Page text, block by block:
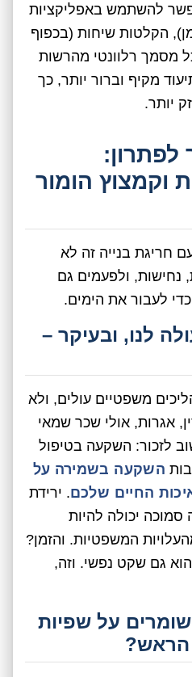
להשתמש באפליקציות
הקלטות שיחות (בכפוף
מסמך רלוונטי מהרשות
מקיף וברור יותר, כך
יותר.
לפתרון:
וקמצוץ הומור
חריגת בנייה זה לא
נחישות, ולפעמים גם
לעבור את הימים.
לנו, ובעיקר –
משפטיים עולים, ולא
אגרות, אולי שכר שמאי
לזכור: השקעה בטיפול
השקעה בשמירה על
החיים שלכם. ירידת
יכולה להיות
המשפטיות. והזמן?
גם שקט נפשי. וזה,
על שפיות
הראש?